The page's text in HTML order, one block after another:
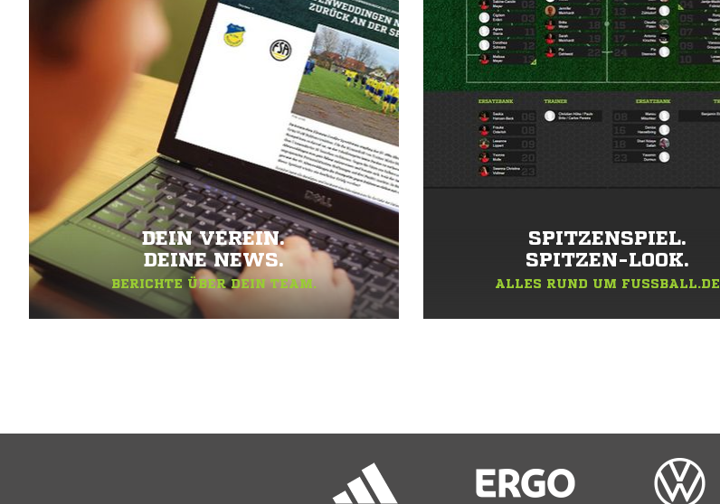
DEIN VEREIN.
DEINE NEWS.
BERICHTE ÜBER DEIN TEAM.
SPITZENSPIEL.
SPITZEN-LOOK.
ALLES RUND UM FUSSBALL.DE